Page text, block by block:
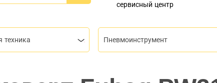
сервисный центр
техника Пневмоинструмент